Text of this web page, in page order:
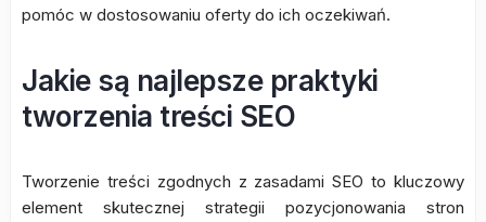
pomóc w dostosowaniu oferty do ich oczekiwań.
Jakie są najlepsze praktyki
tworzenia treści SEO
Tworzenie treści zgodnych z zasadami SEO to kluczowy
element skutecznej strategii pozycjonowania stron